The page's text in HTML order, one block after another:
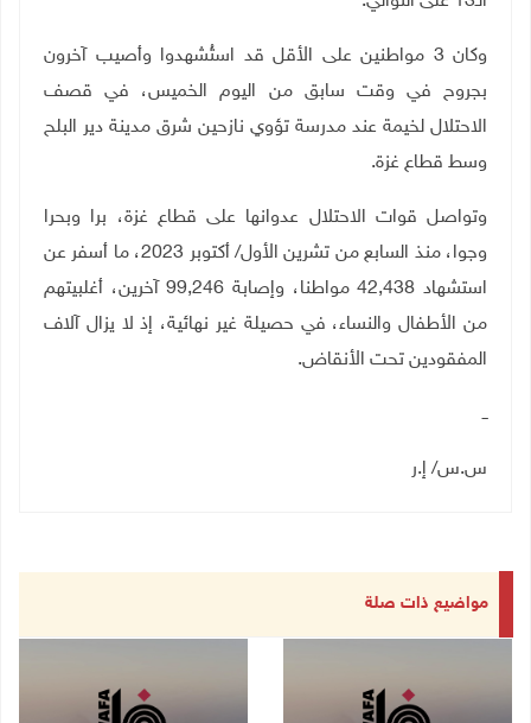
وكان 3 مواطنين على الأقل قد استُشهدوا وأصيب آخرون
بجروح في وقت سابق من اليوم الخميس، في قصف
الاحتلال لخيمة عند مدرسة تؤوي نازحين شرق مدينة دير البلح
وسط قطاع غزة.
وتواصل قوات الاحتلال عدوانها على قطاع غزة، برا وبحرا
وجوا، منذ السابع من تشرين الأول/ أكتوبر 2023، ما أسفر عن
استشهاد 42,438 مواطنا، وإصابة 99,246 آخرين، أغلبيتهم
من الأطفال والنساء، في حصيلة غير نهائية، إذ لا يزال آلاف
المفقودين تحت الأنقاض.
ــ
س.س/ إ.ر
مواضيع ذات صلة